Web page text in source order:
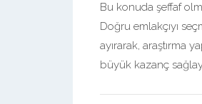
Bu konuda şeffaf
Doğru emlakçıyı
ayırarak, araştırma
büyük kazanç